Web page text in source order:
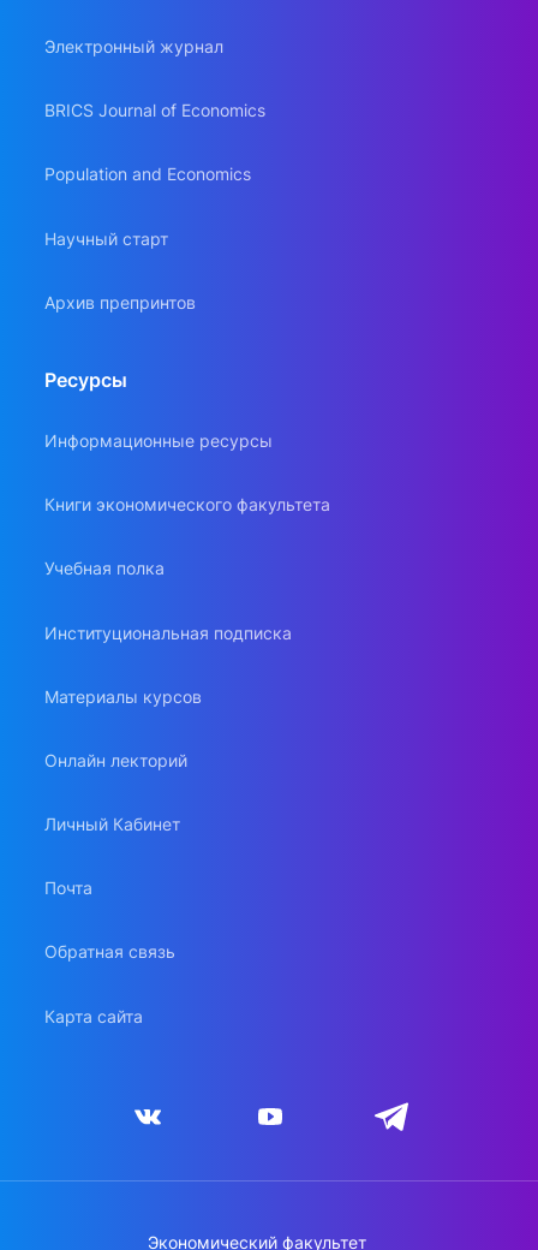
Электронный журнал
BRICS Journal of Economics
Population and Economics
Научный старт
Архив препринтов
Ресурсы
Информационные ресурсы
Книги экономического факультета
Учебная полка
Институциональная подписка
Материалы курсов
Онлайн лекторий
Личный Кабинет
Почта
Обратная связь
Карта сайта
Экономический факультет